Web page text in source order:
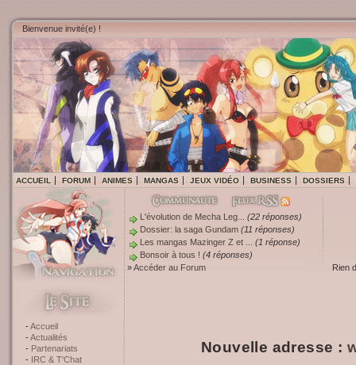
Bienvenue invité(e) !
ACCUEIL FORUM ANIMES MANGAS JEUX VIDÉO BUSINESS DOSSIERS
L'évolution de Mecha Leg...
(22 réponses)
Dossier: la saga Gundam (11 réponses)
Les mangas Mazinger Z et ...
(1 réponse)
Bonsoir à tous ! (4 réponses)
»Accéder au Forum Rien
Accueil
Actualités
Partenariats
IRC & T'Chat
Nouvelle adresse :